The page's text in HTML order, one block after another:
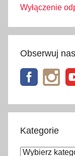
Wyłączenie
Obserwuj
Kategorie
Kategorie